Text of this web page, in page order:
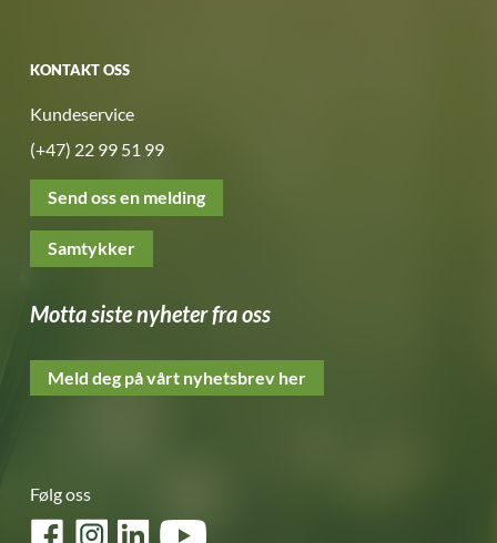
KONTAKT OSS
Kundeservice
(+47) 22 99 51 99
Send oss en melding
Samtykker
Motta siste nyheter fra oss
Meld deg på vårt nyhetsbrev her
Følg oss
FacebookInstagramLinkedInYouTube